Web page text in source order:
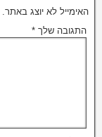
האימייל לא יוצג באתר.
התגובה שלך *